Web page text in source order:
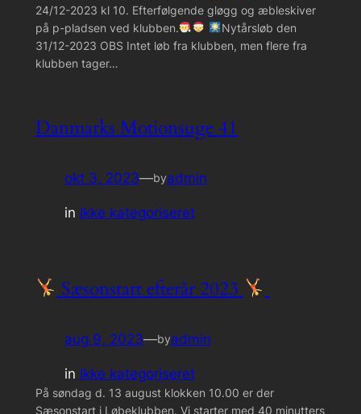
24/12-2023 kl 10. Efterfølgende gløgg og æbleskiver
på p-pladsen ved klubben.
Nytårsløb den
31/12-2023 OBS Intet løb fra klubben, men flere fra
klubben tager…
Danmarks Motionsuge 41
okt 3, 2023—byadmin
in Ikke kategoriseret
Sæsonstart efterår 2023
aug 9, 2023—byadmin
in Ikke kategoriseret
På søndag d. 13 august klokken 10.00 er der
Sæsonstart i Løbeklubben. Vi starter med 40 minutters